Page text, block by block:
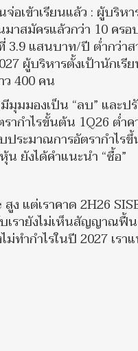
จ่อเข้าเรียนแล้ว : ผู้บ
าสมัครแล้วกว่า 10 คร
3.9 แสนบาท/ปี ต่ำกว่
ผู้บริหารตั้งเป้านักเ
400 คน
มุมมองเป็น “ลบ” และ
ากำไรขั้นต้น 1Q26 ต่ำ
ระมาณการอัตรากำไร
ยังได้คำแนะนำ “ซื้อ”
ง แต่เราคาด 2H26
รายังไม่เห็นสัญญาณฟื้
ไม่ทำกำไรในปี 2027